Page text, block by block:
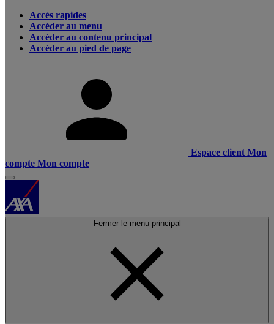
Accès rapides
Accéder au menu
Accéder au contenu principal
Accéder au pied de page
Espace client Mon
compte Mon compte
Fermer le menu principal